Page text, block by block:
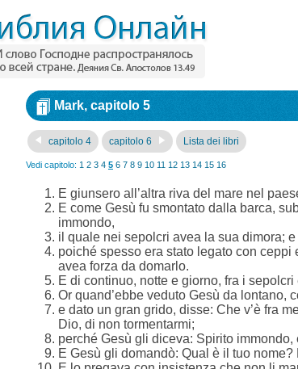
Mark, capitolo 5
capitolo 4 capitolo 6 Lista dei libri
Vedi capitolo: 1 2 3 4 5 6 7 8 9 10 11 12 13 14 15 16
E giunsero all’altra riva del mare nel
E come Gesù fu smontato dalla barca,
immondo,
il quale nei sepolcri avea la sua dimora;
poiché spesso era stato legato con
avea forza da domarlo.
E di continuo, notte e giorno, fra i
Or quand’ebbe veduto Gesù da lontano,
e dato un gran grido, disse: Che v’è fra
Dio, di non tormentarmi;
perché Gesù gli diceva: Spirito immondo,
E Gesù gli domandò: Qual è il tuo